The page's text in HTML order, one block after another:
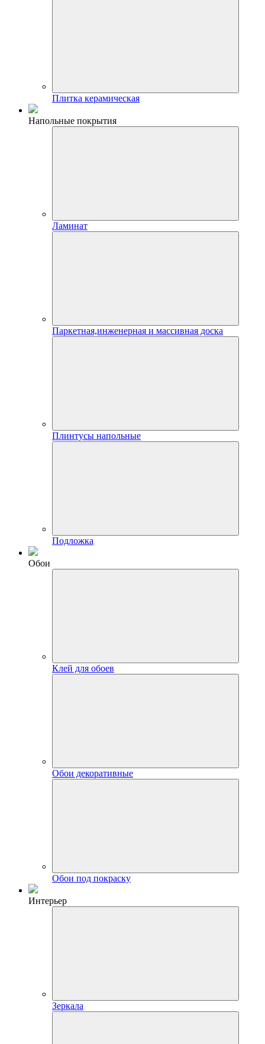
Плитка керамическая
Напольные покрытия
Ламинат
Паркетная,инженерная и массивная доска
Плинтусы напольные
Подложка
Обои
Клей для обоев
Обои декоративные
Обои под покраску
Интерьер
Зеркала